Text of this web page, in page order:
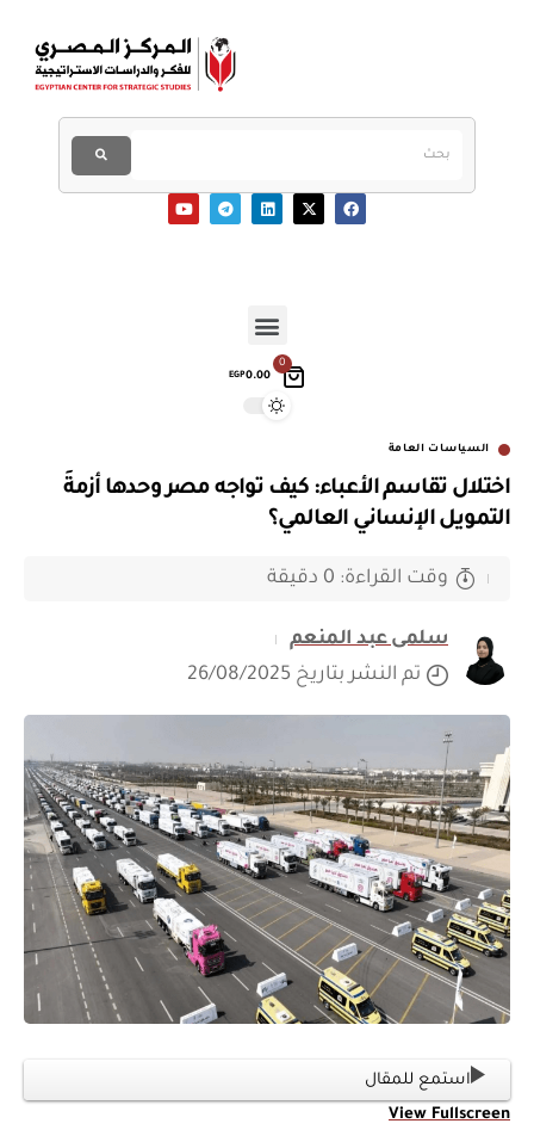
0
EGP0.00
السياسات العامة
اختلال تقاسم الأعباء: كيف تواجه مصر وحدها أزمةَ
التمويل الإنساني العالمي؟
سلمى عبد المنعم
تم النشر بتاريخ 26/08/2025
وقت القراءة: 0 دقيقة
استمع للمقال
View Fullscreen